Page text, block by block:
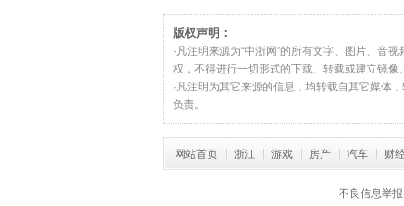
工仪式
版权声明：
·凡注明来源为“中浙网”的所有文字、图片、音
权，不得进行一切形式的下载、转载或建立镜像。
·凡注明为其它来源的信息，均转载自其它媒体
负责。
网站首页 浙江 游戏 房产 汽车 财
不良信息举